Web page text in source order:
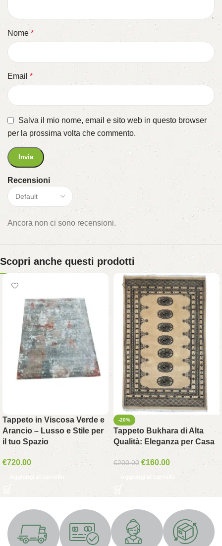
Recensioni
Ancora non ci sono recensioni.
Nome *
Email *
Salva il mio nome, email e sito web in questo browser
per la prossima volta che commento.
Scopri anche questi prodotti
Tappeto in Viscosa Verde e
Arancio – Lusso e Stile per
il tuo Spazio
€720.00
Aggiungi al carrello
-20%
Tappeto Bukhara di Alta
Qualità: Eleganza per Casa
€200.00 €160.00
Aggiungi al carrello